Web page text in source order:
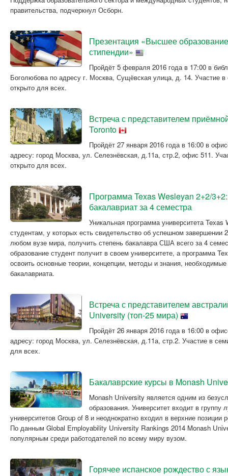
правительства, подчеркнул Осборн.
Презентация «Высшее
стипендии»
Пройдёт 5 февраля 2016 года в 17:00 в
Боголюбова по адресу г. Москва, Сущёвская улица, д. 14. Участие в
открыто для всех.
Встреча с представителем
Toronto
Пройдёт 27 января 2016 года в 16:00 в
адресу: город Москва, ул. Селезнёвская, д.11а, стр.2, офис 511.
открыто для всех.
Программа Texas Wesleyan 2+2/
бакалавриат за 4 семестра
Уникальная программа университета
студентам, у которых есть свидетельство об успешном завершении
любом вузе мира, получить степень бакалавра США всего за 4
образование студент получит в своем университете, а программа
освоить основные теории, концепции, методы и знания,
бакалавриата.
Встреча с представителем
University (топ-25 мира)
Пройдёт 26 января 2016 года в 16:00 в
адресу: город Москва, ул. Селезнёвская, д.11а, стр.2. Участие в
для всех.
Бакалаврские курсы в Monash
Monash University является одним из
образования. Университет входит в группу
университетов Group of 8 и неоднократно входил в верхние позиции
По данным Global Employability University Rankings 2014 Monash
популярным среди работодателей по всему миру вузом.
Горячее испанское рождество с